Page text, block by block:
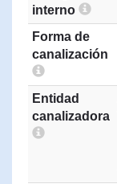
interno
Forma de
canalización
Entidad
canalizadora